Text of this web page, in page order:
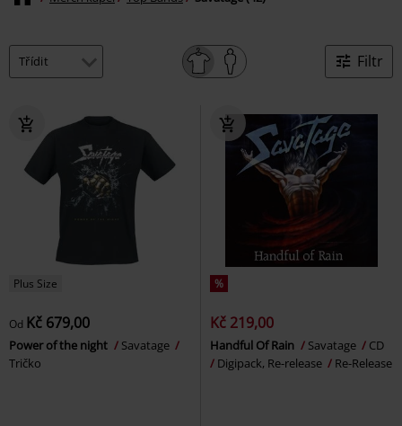
Filtr
Plus Size
Od Kč 679,00
Power of the night
Savatage
Tričko
%
Kč 219,00
Handful Of Rain Savatage
CD
Digipack, Re-release
Re-Release